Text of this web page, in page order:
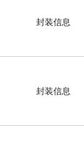
封装信息
封装信息